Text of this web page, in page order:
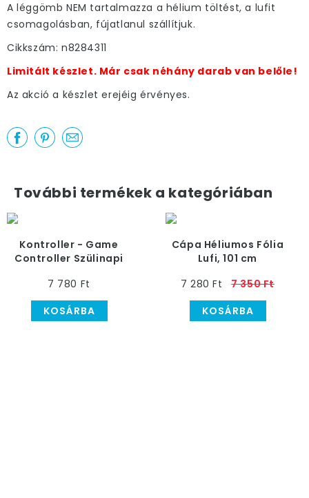
A léggömb NEM tartalmazza a hélium töltést, a lufit
csomagolásban, fújatlanul szállítjuk.
Cikkszám: n8284311
Limitált készlet. Már csak néhány darab van belőle!
Az akció a készlet erejéig érvényes.
További termékek a kategóriában
Kontroller - Game
Controller Szülinapi
cm
7 780 Ft
KOSÁRBA
Cápa Héliumos Fólia
Lufi, 101 cm
7 280 Ft
7 350 Ft
KOSÁRBA